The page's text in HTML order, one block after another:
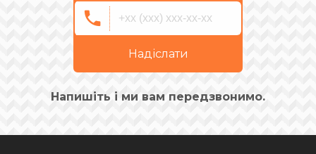
Надіслати
Напишіть і ми вам передзвонимо.